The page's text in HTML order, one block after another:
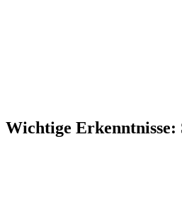
Wichtige Erkenntnisse: